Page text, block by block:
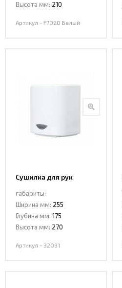
Высота мм: 210
Артикул - F7020 Белый
Сушилка для рук
габариты:
Ширина мм: 255
Глубина мм: 175
Высота мм: 270
Артикул - 32091